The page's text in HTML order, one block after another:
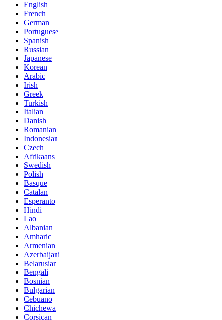
English
French
German
Portuguese
Spanish
Russian
Japanese
Korean
Arabic
Irish
Greek
Turkish
Italian
Danish
Romanian
Indonesian
Czech
Afrikaans
Swedish
Polish
Basque
Catalan
Esperanto
Hindi
Lao
Albanian
Amharic
Armenian
Azerbaijani
Belarusian
Bengali
Bosnian
Bulgarian
Cebuano
Chichewa
Corsican